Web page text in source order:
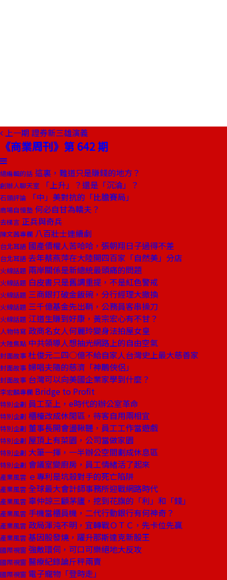
上一期 證券新三雄演義
《商業周刊》第 642 期
總編輯的話 這裏，難道只是賺錢的地方？
創辦人聊天室 「上升」？還是「沉淪」？
石頭評論 「中」美對抗的「比膽賽局」
商場自慢塾 何必自甘為轎夫？
去梯言 正兵與奇兵
陳文茜專欄 八百壯士連續劇
台北耳語 國產債權人苦哈哈，張朝翔日子過得不差
台北耳語 去年蔡燕萍在大陸開四百家「自然美」分店
火線話題 兩岸關係是新總統最頭痛的問題
火線話題 白皮書只是舊調重提，不是紅色警戒
火線話題 三商銀打破金飯碗，分行經理大撤換
火線話題 三千億基金先出鞘，公務員客串操刀
火線話題 江道生賺到好康，黃宗宏心有不甘？
人物特寫 政商名女人何麗玲變身法拍屋女皇
大陸焦點 中共領導人想抽光網路上的自由空氣
封面故事 杜俊元二四○億不給自家人台灣史上最大慈善家
封面故事 婦唱夫隨的慈濟「神鵰俠侶」
封面故事 台灣可以向美國企業家學到什麼？
李宏麟專欄 Bridge to Profit
特別企劃 員工至上，e時代的辦公室革命
特別企劃 櫃檯改成休閒區，待客自用兩相宜
特別企劃 董事長開會盪鞦韆，員工工作當遊戲
特別企劃 屋頂上有菜園，公司當做家園
特別企劃 大筆一揮，一半辦公空間劃成休息區
特別企劃 會議室變廚房，員工情緒活了起來
產業風雲 ｅ專利是坑殺對手的死亡陷阱
產業風雲 全球最大會計師事務所迎戰網路時代
產業風雲 辜仲諒三顧茅廬，挖到花旗的「利」和「錢」
產業風雲 手機當櫃員機，二代行動銀行有何神奇？
產業風雲 政局渾沌不明，宜轉戰ＯＴＣ，先卡位先贏
產業風雲 基因股發燒，躍升那斯達克新股王
國際視窗 強敵環伺，可口可樂絕地大反攻
國際視窗 醫療紀錄論斤秤兩賣
國際視窗 電子寵物「登時走」